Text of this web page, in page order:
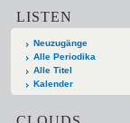
LISTEN
Neuzugänge
Alle Periodika
Alle Titel
Kalender